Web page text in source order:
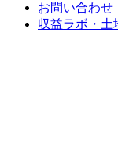
お問い合わせ
収益ラボ・土